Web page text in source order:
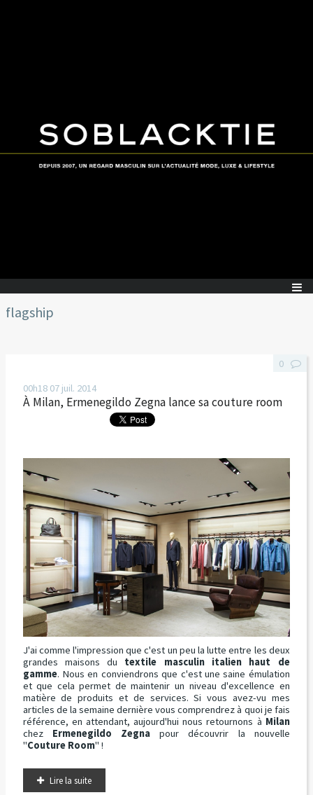
flagship
00h18 07 juil. 2014
À Milan, Ermenegildo Zegna lance sa couture room
J'ai comme l'impression que c'est un peu la lutte entre les deux
grandes maisons du textile masculin italien
haut de
gamme. Nous en conviendrons que c'est une saine émulation
et que cela permet de maintenir un niveau d'excellence en
matière de produits et de services. Si vous avez-vu mes
articles de la semaine dernière vous comprendrez à quoi je fais
référence, en attendant, aujourd'hui nous retournons à Milan
chez Ermenegildo Zegnapour découvrir la nouvelle
"Couture Room" !
Lire la suite
0